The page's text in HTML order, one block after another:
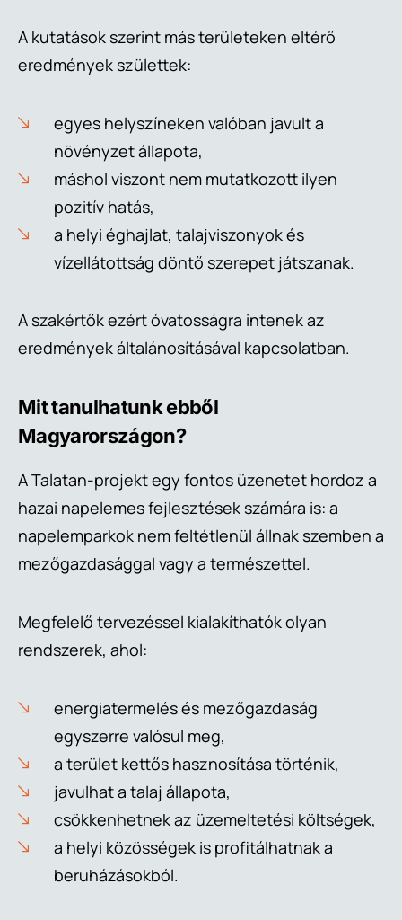
A kutatások szerint más területeken eltérő
eredmények születtek:
egyes helyszíneken valóban javult a
növényzet állapota,
máshol viszont nem mutatkozott ilyen
pozitív hatás,
a helyi éghajlat, talajviszonyok és
vízellátottság döntő szerepet játszanak.
A szakértők ezért óvatosságra intenek az
eredmények általánosításával kapcsolatban.
Mit tanulhatunk ebből
Magyarországon?
A Talatan-projekt egy fontos üzenetet hordoz a
hazai napelemes fejlesztések számára is: a
napelemparkok nem feltétlenül állnak szemben a
mezőgazdasággal vagy a természettel.
Megfelelő tervezéssel kialakíthatók olyan
rendszerek, ahol:
energiatermelés és mezőgazdaság
egyszerre valósul meg,
a terület kettős hasznosítása történik,
javulhat a talaj állapota,
csökkenhetnek az üzemeltetési költségek,
a helyi közösségek is profitálhatnak a
beruházásokból.